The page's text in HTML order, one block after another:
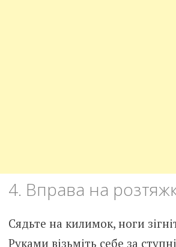
4. Вправа на
Сядьте на килимок, ноги
Руками візьміть себе за ступні